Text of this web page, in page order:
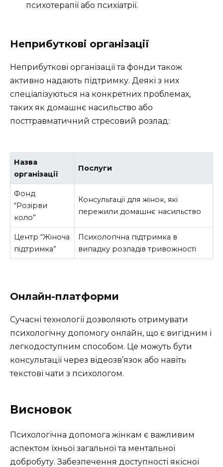
психотерапії або психіатрії.
Неприбуткові організації
Неприбуткові організації та фонди також
активно надають підтримку. Деякі з них
спеціалізуються на конкретних проблемах,
таких як домашнє насильство або
посттравматичний стресовий розлад:
Назва
організації
Послуги
Фонд
“Розірви
коло”
Консультації для жінок, які
пережили домашнє насильство
Центр “Жіноча
підтримка”
Психологічна підтримка в
випадку розладів тривожності
Онлайн-платформи
Сучасні технології дозволяють отримувати
психологічну допомогу онлайн, що є вигідним і
легкодоступним способом. Це можуть бути
консультації через відеозв’язок або навіть
текстові чати з психологом.
Висновок
Психологічна допомога жінкам є важливим
аспектом їхньої загальної та ментальної
добробуту. Забезпечення доступності якісної